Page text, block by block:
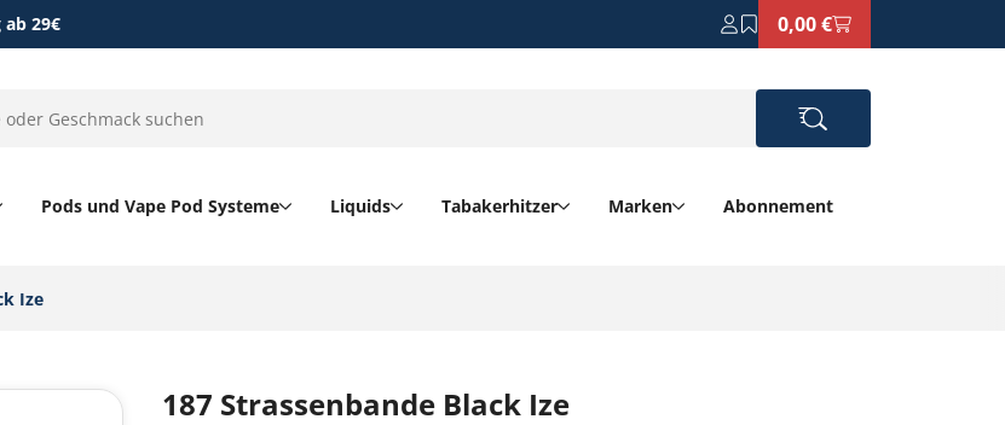
29€ 0,00 €
Pods und Vape Pod Systeme Liquids Tabakerhitzer Marken Abonnement
Ize‎
187 Strassenbande Black Ize